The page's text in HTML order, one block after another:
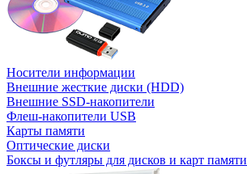
Носители информации
Внешние жесткие диски (HDD)
Внешние SSD-накопители
Флеш-накопители USB
Карты памяти
Оптические диски
Боксы и футляры для дисков и карт памяти